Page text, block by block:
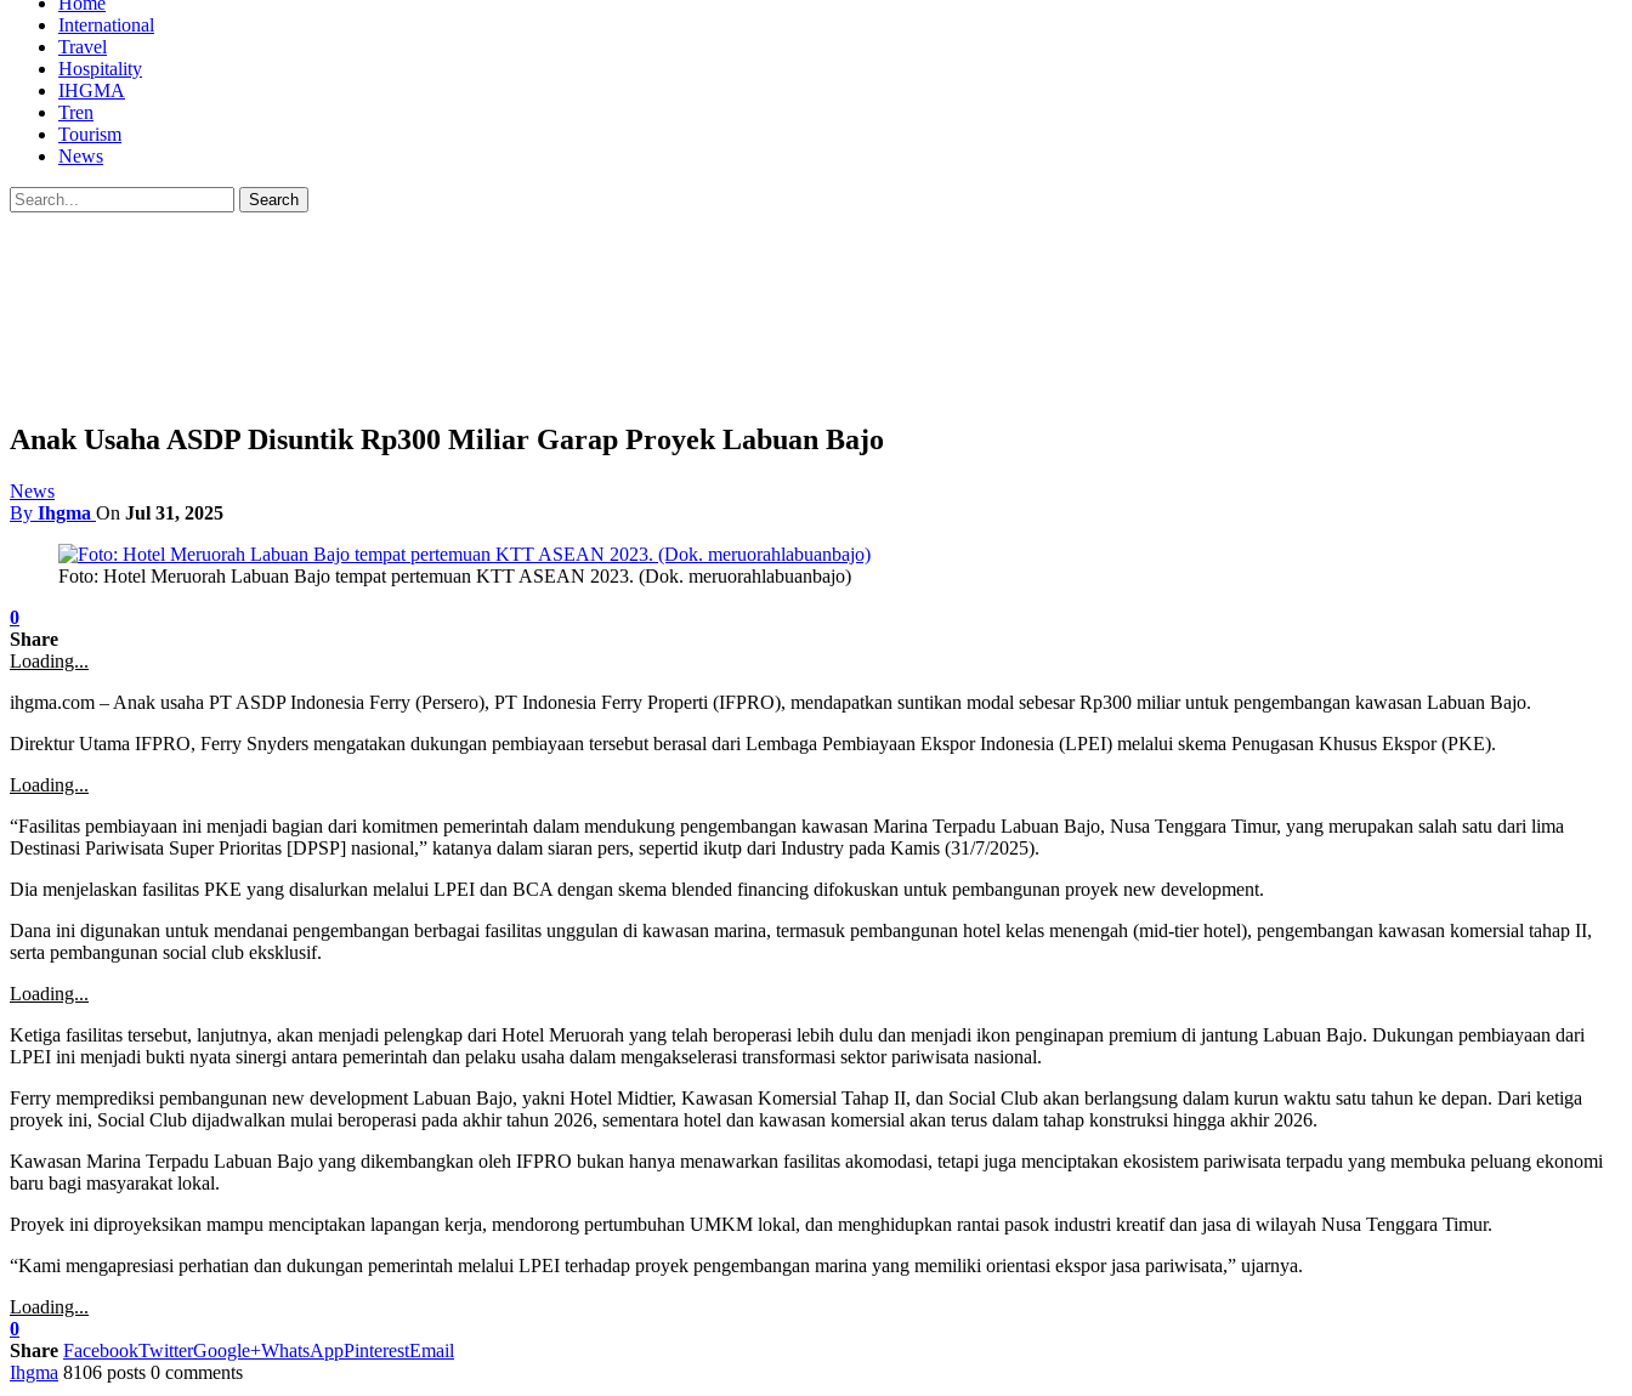
International
Travel
Hospitality
IHGMA
Tren
Tourism
News
Anak Usaha ASDP Disuntik Rp300 Miliar Garap Proyek Labuan Bajo
News
By Ihgma On Jul 31, 2025
Foto: Hotel Meruorah Labuan Bajo tempat pertemuan KTT ASEAN 2023. (Dok. meruorahlabuanbajo)
0
Share
Loading...
ihgma.com – Anak usaha PT ASDP Indonesia Ferry (Persero), PT Indonesia Ferry Properti (IFPRO), mendapatkan suntikan modal sebesar Rp300 miliar untuk pengembangan kawasan Labuan Bajo.
Direktur Utama IFPRO, Ferry Snyders mengatakan dukungan pembiayaan tersebut berasal dari Lembaga Pembiayaan Ekspor Indonesia (LPEI) melalui skema Penugasan Khusus Ekspor (PKE).
Loading...
“Fasilitas pembiayaan ini menjadi bagian dari komitmen pemerintah dalam mendukung pengembangan kawasan Marina Terpadu Labuan Bajo, Nusa Tenggara Timur, yang merupakan salah satu dari lima
Destinasi Pariwisata Super Prioritas [DPSP] nasional,” katanya dalam siaran pers, sepertid ikutp dari Industry pada Kamis (31/7/2025).
Dia menjelaskan fasilitas PKE yang disalurkan melalui LPEI dan BCA dengan skema blended financing difokuskan untuk pembangunan proyek new development.
Dana ini digunakan untuk mendanai pengembangan berbagai fasilitas unggulan di kawasan marina, termasuk pembangunan hotel kelas menengah (mid-tier hotel), pengembangan kawasan komersial tahap II,
serta pembangunan social club eksklusif.
Loading...
Ketiga fasilitas tersebut, lanjutnya, akan menjadi pelengkap dari Hotel Meruorah yang telah beroperasi lebih dulu dan menjadi ikon penginapan premium di jantung Labuan Bajo. Dukungan pembiayaan dari
LPEI ini menjadi bukti nyata sinergi antara pemerintah dan pelaku usaha dalam mengakselerasi transformasi sektor pariwisata nasional.
Ferry memprediksi pembangunan new development Labuan Bajo, yakni Hotel Midtier, Kawasan Komersial Tahap II, dan Social Club akan berlangsung dalam kurun waktu satu tahun ke depan. Dari ketiga
proyek ini, Social Club dijadwalkan mulai beroperasi pada akhir tahun 2026, sementara hotel dan kawasan komersial akan terus dalam tahap konstruksi hingga akhir 2026.
Kawasan Marina Terpadu Labuan Bajo yang dikembangkan oleh IFPRO bukan hanya menawarkan fasilitas akomodasi, tetapi juga menciptakan ekosistem pariwisata terpadu yang membuka peluang ekonomi
baru bagi masyarakat lokal.
Proyek ini diproyeksikan mampu menciptakan lapangan kerja, mendorong pertumbuhan UMKM lokal, dan menghidupkan rantai pasok industri kreatif dan jasa di wilayah Nusa Tenggara Timur.
“Kami mengapresiasi perhatian dan dukungan pemerintah melalui LPEI terhadap proyek pengembangan marina yang memiliki orientasi ekspor jasa pariwisata,” ujarnya.
Loading...
0
Share FacebookTwitterGoogle+WhatsAppPinterestEmail
Ihgma 8106 posts 0 comments